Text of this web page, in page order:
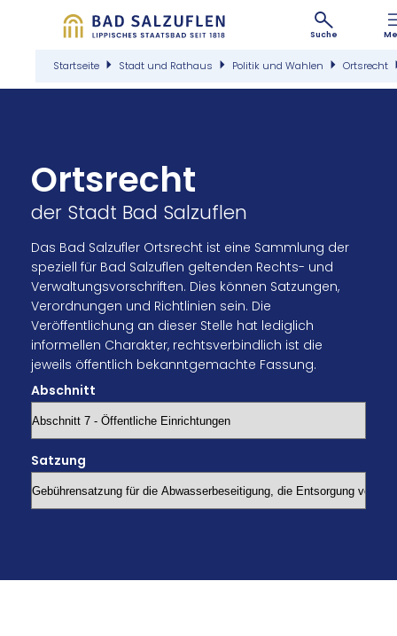
Suche
Startseite Stadt und Rathaus Politik und Wahlen Ortsrecht
Ortsrecht
der Stadt Bad Salzuflen
Das Bad Salzufler Ortsrecht ist eine Sammlung der
speziell für Bad Salzuflen geltenden Rechts- und
Verwaltungsvorschriften. Dies können Satzungen,
Verordnungen und Richtlinien sein. Die
Veröffentlichung an dieser Stelle hat lediglich
informellen Charakter, rechtsverbindlich ist die
jeweils öffentlich bekanntgemachte Fassung.
Abschnitt
Satzung